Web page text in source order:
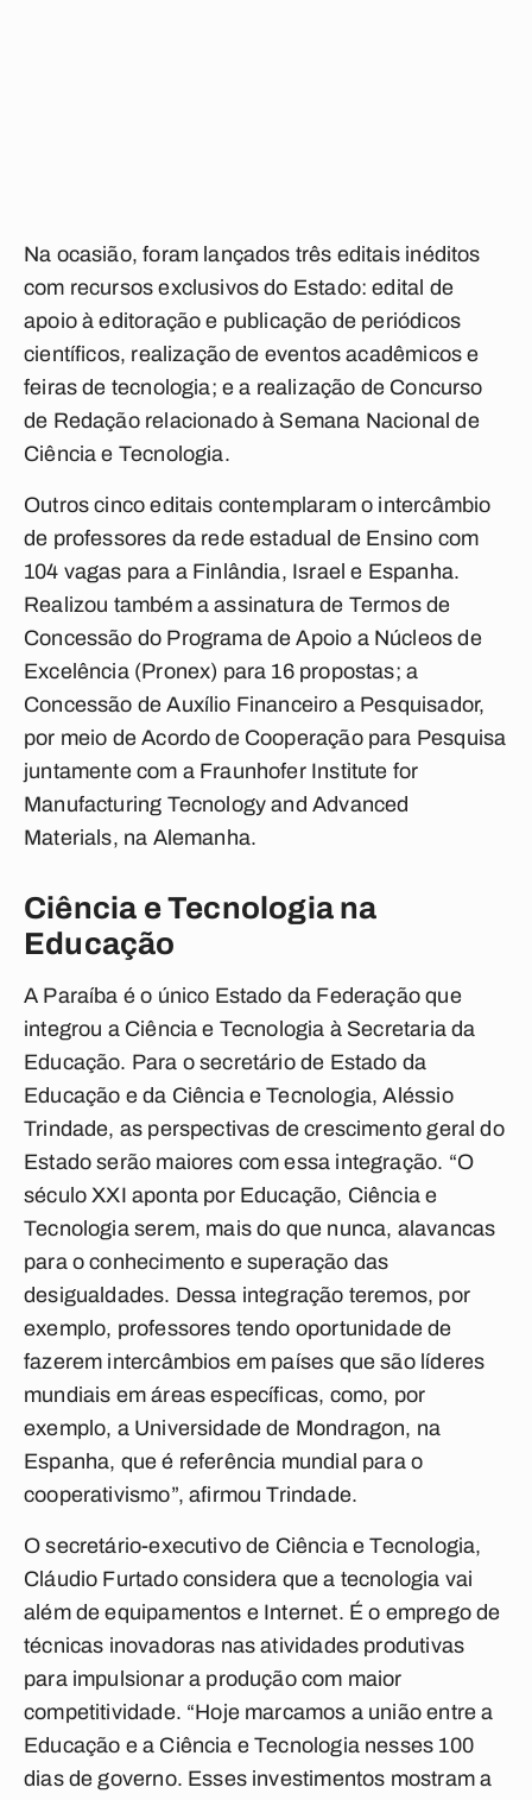
Na ocasião, foram lançados três editais inéditos
com recursos exclusivos do Estado: edital de
apoio à editoração e publicação de periódicos
científicos, realização de eventos acadêmicos e
feiras de tecnologia; e a realização de Concurso
de Redação relacionado à Semana Nacional de
Ciência e Tecnologia.
Outros cinco editais contemplaram o intercâmbio
de professores da rede estadual de Ensino com
104 vagas para a Finlândia, Israel e Espanha.
Realizou também a assinatura de Termos de
Concessão do Programa de Apoio a Núcleos de
Excelência (Pronex) para 16 propostas; a
Concessão de Auxílio Financeiro a Pesquisador,
por meio de Acordo de Cooperação para Pesquisa
juntamente com a Fraunhofer Institute for
Manufacturing Tecnology and Advanced
Materials, na Alemanha.
Ciência e Tecnologia na
Educação
A Paraíba é o único Estado da Federação que
integrou a Ciência e Tecnologia à Secretaria da
Educação. Para o secretário de Estado da
Educação e da Ciência e Tecnologia, Aléssio
Trindade, as perspectivas de crescimento geral do
Estado serão maiores com essa integração. “O
século XXI aponta por Educação, Ciência e
Tecnologia serem, mais do que nunca, alavancas
para o conhecimento e superação das
desigualdades. Dessa integração teremos, por
exemplo, professores tendo oportunidade de
fazerem intercâmbios em países que são líderes
mundiais em áreas específicas, como, por
exemplo, a Universidade de Mondragon, na
Espanha, que é referência mundial para o
cooperativismo”, afirmou Trindade.
O secretário-executivo de Ciência e Tecnologia,
Cláudio Furtado considera que a tecnologia vai
além de equipamentos e Internet. É o emprego de
técnicas inovadoras nas atividades produtivas
para impulsionar a produção com maior
competitividade. “Hoje marcamos a união entre a
Educação e a Ciência e Tecnologia nesses 100
dias de governo. Esses investimentos mostram a